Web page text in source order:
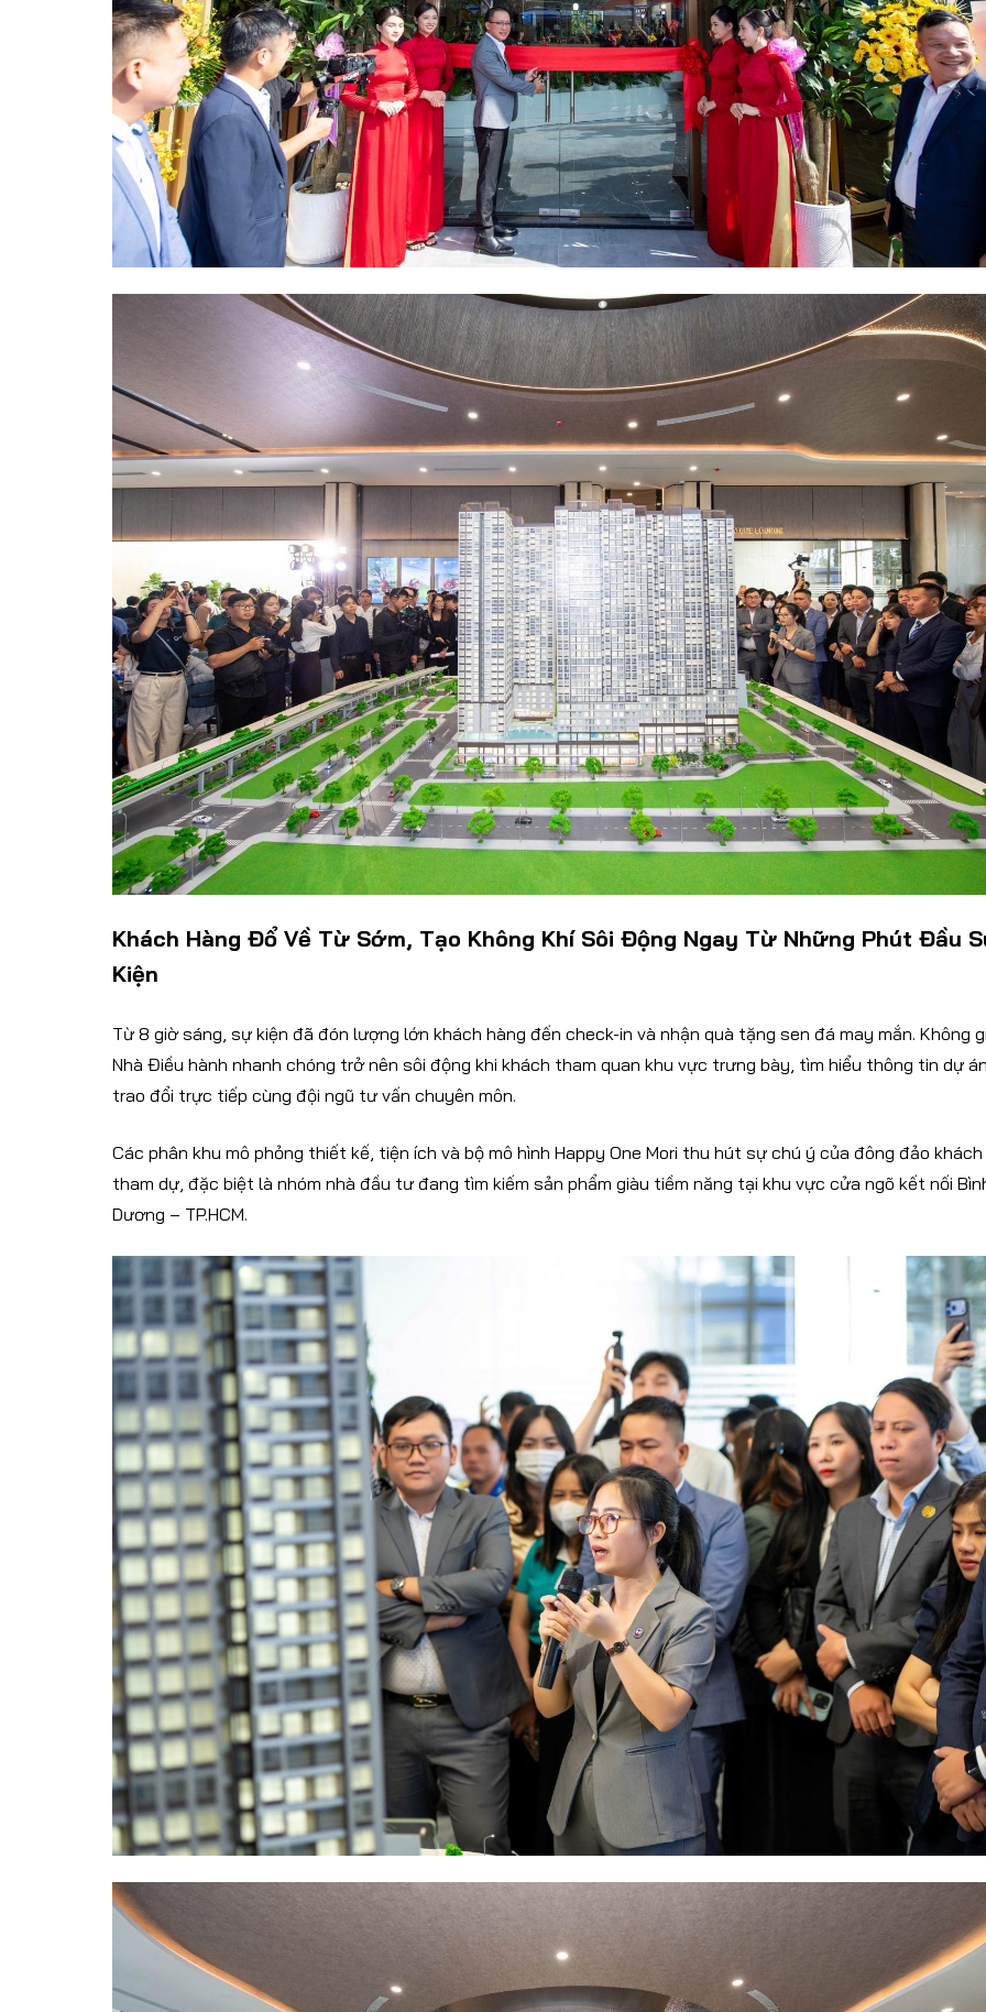
Khách Hàng Đổ Về Từ Sớm, Tạo Không Khí Sôi Động Ngay Từ Những Phút Đầu
Kiện
Từ 8 giờ sáng, sự kiện đã đón lượng lớn khách hàng đến check-in và nhận quà tặng sen đá may mắn. Không
Nhà Điều hành nhanh chóng trở nên sôi động khi khách tham quan khu vực trưng bày, tìm hiểu thông tin dự
trao đổi trực tiếp cùng đội ngũ tư vấn chuyên môn.
Các phân khu mô phỏng thiết kế, tiện ích và bộ mô hình Happy One Mori thu hút sự chú ý của đông đảo khách
tham dự, đặc biệt là nhóm nhà đầu tư đang tìm kiếm sản phẩm giàu tiềm năng tại khu vực cửa ngõ kết nối
Dương – TP.HCM.